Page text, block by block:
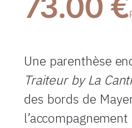
Une parenthèse
Traiteur by La
des bords de